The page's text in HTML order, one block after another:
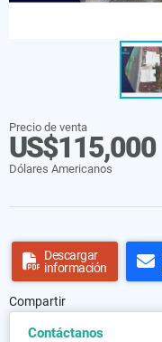
Precio de venta
US$115,000
Dólares Americanos
Descargar
información
Compartir
Contáctanos